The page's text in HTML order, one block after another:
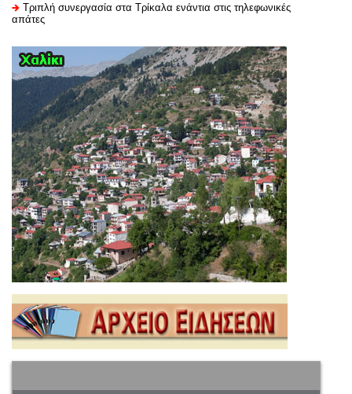
Τριπλή συνεργασία στα Τρίκαλα ενάντια στις τηλεφωνικές
απάτες